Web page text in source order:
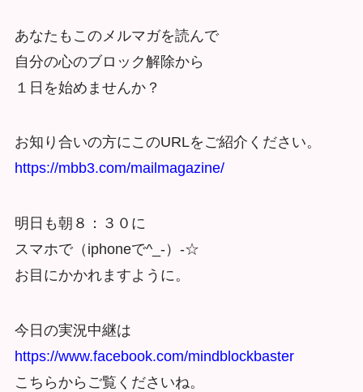
あなたもこのメルマガを読んで
自分の心のブロック解除から
１日を始めませんか？
お知り合いの方にこのURLをご紹介ください。
https://mbb3.com/mailmagazine/
明日も朝８：３０に
スマホで（iphoneで^_-）-☆
お目にかかれますように。
今日の実況中継は
https://www.facebook.com/mindblockbaster
こちらからご覧くださいね。